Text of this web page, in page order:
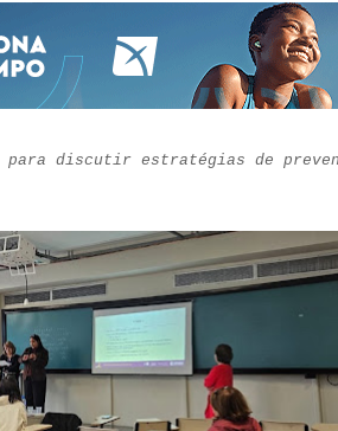
para discutir estratégias de